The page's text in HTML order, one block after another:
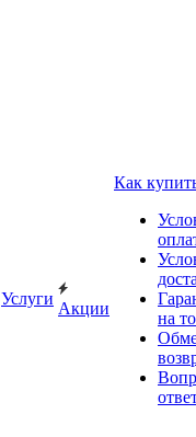
Услуги
Акции
Как
на